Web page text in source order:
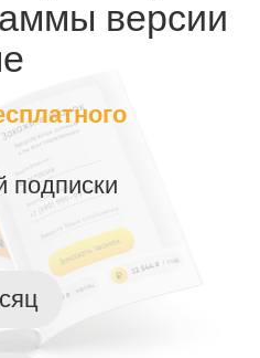
версии
подписки